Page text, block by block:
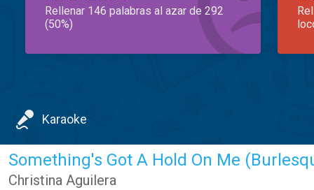
Rellenar 146 palabras al azar de 292
(50%)
Karaoke
Something's Got A Hold On Me
Christina Aguilera